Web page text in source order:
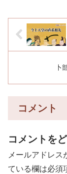
卜
コメント
コメントを
メールアドレス
ている欄は必須